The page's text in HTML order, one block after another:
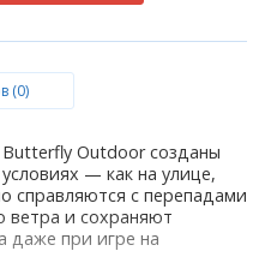
(0)
Outdoor созданы
— как на улице,
справляются с перепадами
ветра и сохраняют
даже при игре на